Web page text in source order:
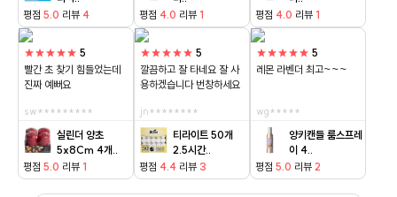
평점5.0 리뷰 4
평점 4.0 리뷰 1
평점 4.0 리뷰 1
★★★★★ 5
빨간 초 찾기 힘들었는데
진짜 예뻐요
sw*********
실린더 양초
5x8Cm 4개..
평점5.0 리뷰 1
★★★★★ 5
깔끔하고 잘 타네요 잘 사
용하겠습니다 번창하세요
jn********
티라이트 50개
2.5시간..
평점 4.4 리뷰 3
★★★★★ 5
레몬 라벤더 최고~~~
wg*****
양키캔들 룸스프레
이 4..
평점5.0 리뷰2